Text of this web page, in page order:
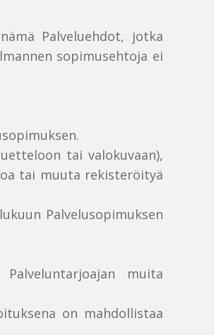
Palveluehdot, jotka
sopimusehtoja ei
tai valokuvaan),
tai muuta rekisteröityä
Palvelusopimuksen
muita
on mahdollistaa